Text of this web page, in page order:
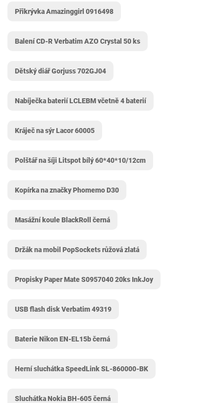
Přikrývka Amazinggirl 0916498
Balení CD-R Verbatim AZO Crystal 50 ks
Dětský diář Gorjuss 702GJ04
Nabíječka baterií LCLEBM včetně 4 baterií
Kráječ na sýr Lacor 60005
Polštář na šíji Litspot bílý 60*40*10/12cm
Kopírka na značky Phomemo D30
Masážní koule BlackRoll černá
Držák na mobil PopSockets růžová zlatá
Propisky Paper Mate S0957040 20ks InkJoy
USB flash disk Verbatim 49319
Baterie Nikon EN-EL15b černá
Herní sluchátka SpeedLink SL-860000-BK
Sluchátka Nokia BH-605 černá